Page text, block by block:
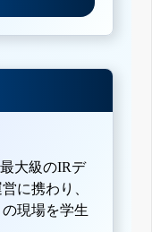
大級のIRデ
に携わり、
現場を学生